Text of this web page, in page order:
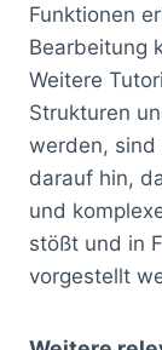
Funktionen
Bearbeitung
Weitere
Strukturen
werden, sind
darauf hin,
und
stößt und in
vorgestellt